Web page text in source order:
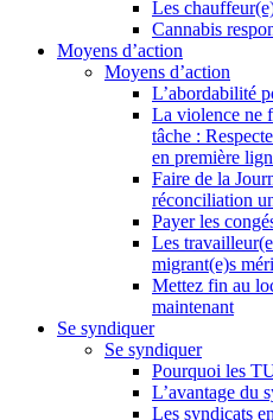
Les
Cannabis
Moyens d’action
Moyens d’action
L’abordabilité
La violence ne
tâche :
en première
Faire de la
réconciliation
Payer les
Les
migrant(e)s
Mettez fin au
maintenant
Se syndiquer
Se syndiquer
Pourquoi les
L’avantage du
Les syndicats